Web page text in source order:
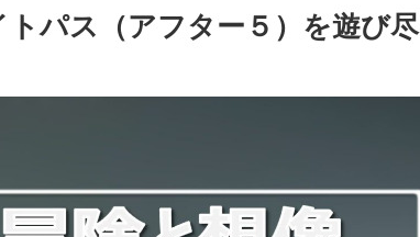
パス（アフター５）を遊び尽